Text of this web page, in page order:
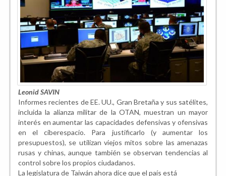
Leonid SAVIN
Informes recientes de EE. UU., Gran Bretaña y sus satélites,
incluida la alianza militar de la OTAN, muestran un mayor
interés en aumentar las capacidades defensivas y ofensivas
en el ciberespacio. Para justificarlo (y aumentar los
presupuestos), se utilizan viejos mitos sobre las amenazas
rusas y chinas, aunque también se observan tendencias al
control sobre los propios ciudadanos.
La legislatura de Taiwán ahora dice que el país está